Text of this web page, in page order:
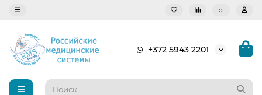
р.
+372 5943 2201